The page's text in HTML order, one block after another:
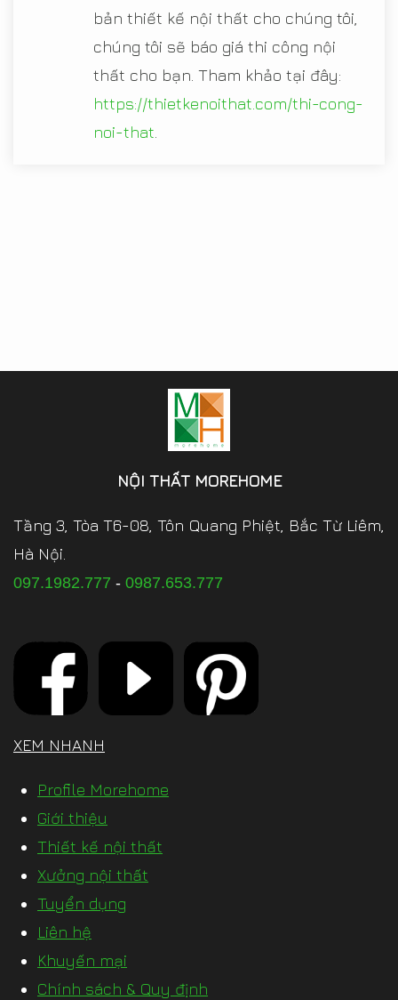
bản thiết kế nội thất cho chúng tôi,
chúng tôi sẽ báo giá thi công nội
thất cho bạn. Tham khảo tại đây:
https://thietkenoithat.com/thi-cong-
noi-that
NỘI THẤT MOREHOME
Tầng 3, Tòa T6-08, Tôn Quang Phiệt, Bắc Từ Liêm,
Hà Nội.
097.1982.777 - 0987.653.777
XEM NHANH
Profile Morehome
Giới thiệu
Thiết kế nội thất
Xưởng nội thất
Tuyển dụng
Liên hệ
Khuyến mại
Chính sách & Quy định